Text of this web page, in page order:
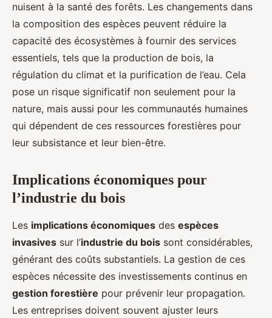
nuisent à la santé des forêts. Les changements dans
la composition des espèces peuvent réduire la
capacité des écosystèmes à fournir des services
essentiels, tels que la production de bois, la
régulation du climat et la purification de l’eau. Cela
pose un risque significatif non seulement pour la
nature, mais aussi pour les communautés humaines
qui dépendent de ces ressources forestières pour
leur subsistance et leur bien-être.
Implications économiques pour
l’industrie du bois
Les implications économiques des espèces
invasives sur l’industrie du bois sont considérables,
générant des coûts substantiels. La gestion de ces
espèces nécessite des investissements continus en
gestion forestière pour prévenir leur propagation.
Les entreprises doivent souvent ajuster leurs